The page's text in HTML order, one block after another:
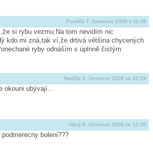
Pondělí 7. července 2008 v 11:39
si rybu vezmu.Na tom nevidím nic
kdo mi zná,tak ví,že drtivá většina chycených
ryby odnáším s úplnně čistým
Neděle 6. července 2008 ve 20:29
okouni ubývají…
Úterý 8. července 2008 ve 12:50
boleni???